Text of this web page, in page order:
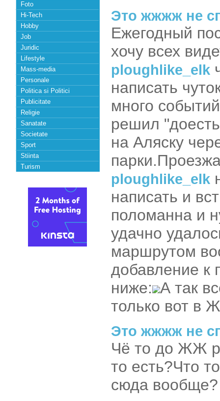
Foto
Hi-Tech
Hobby
Job
Juridic
Lifestyle
Mass-media
Personale
Politica si Politici
Publicitate
Religie
Sanatate
Societate
Sport
Stiinta
Turism
Это жжжж не
Ежегодный
хочу всех
ploughlike_elk
написать
много
решил
на Аляску
ploughlike_elk
написать и
поломанна и
удачно
маршрутом
добавление к
ниже: А так
только вот в
Это жжжж не
Чё то до ЖЖ
то есть?Что
сюда вообще?